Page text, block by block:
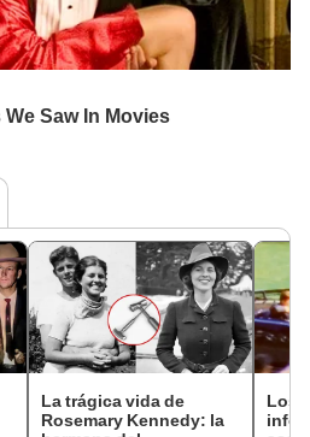
La trágica vida de
Rosemary Kennedy: la
Los